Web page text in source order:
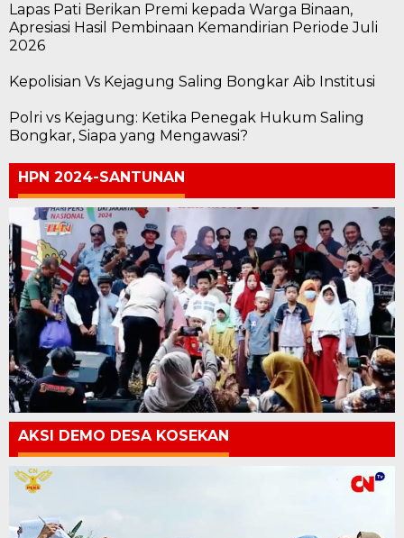
Lapas Pati Berikan Premi kepada Warga Binaan,
Apresiasi Hasil Pembinaan Kemandirian Periode Juli
2026
Kepolisian Vs Kejagung Saling Bongkar Aib Institusi
Polri vs Kejagung: Ketika Penegak Hukum Saling
Bongkar, Siapa yang Mengawasi?
HPN 2024-SANTUNAN
AKSI DEMO DESA KOSEKAN